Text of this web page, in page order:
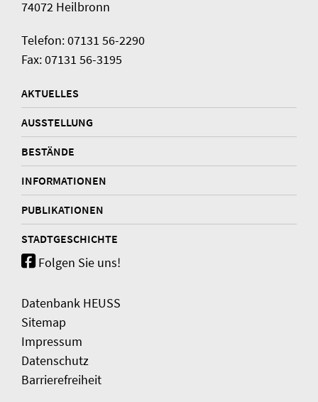
74072 Heilbronn
Telefon: 07131 56-2290
Fax: 07131 56-3195
AKTUELLES
AUSSTELLUNG
BESTÄNDE
INFORMATIONEN
PUBLIKATIONEN
STADTGESCHICHTE
Folgen Sie uns!
Datenbank HEUSS
Sitemap
Impressum
Datenschutz
Barrierefreiheit